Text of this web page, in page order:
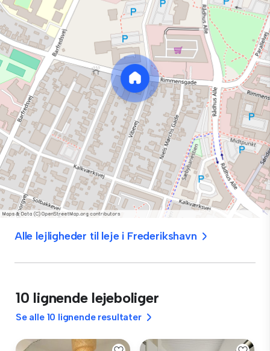
Alle lejligheder til leje i Frederikshavn
10 lignende lejeboliger
Se alle 10 lignende resultater